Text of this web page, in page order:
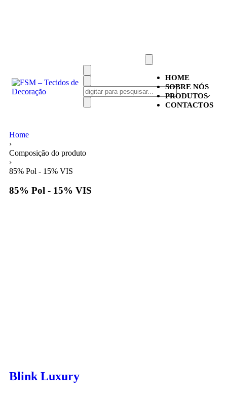
HOME
SOBRE NÓS
PRODUTOS
CONTACTOS
Home
›
Composição do produto
›
85% Pol - 15% VIS
85% Pol - 15% VIS
Blink Luxury